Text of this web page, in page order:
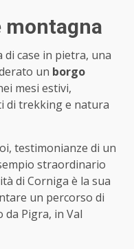
montagna
case in pietra, una
un borgo
mesi estivi,
di trekking e natura
testimonianze di un
straordinario
di Corniga è la sua
un percorso di
Pigra, in Val